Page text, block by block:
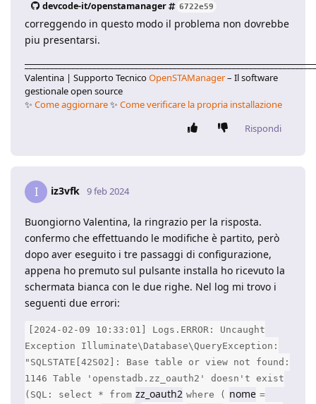
devcode-it/openstamanager 6722e59
correggendo in questo modo il problema non dovrebbe
piu presentarsi.
Valentina | Supporto TecnicoOpenSTAManager– Il software
gestionale open source
✨ Come aggiornare✨ Come verificare la propria installazione
Rispondi
I iz3vfk 9 feb 2024
Buongiorno Valentina, la ringrazio per la risposta.
confermo che effettuando le modifiche è partito, però
dopo aver eseguito i tre passaggi di configurazione,
appena ho premuto sul pulsante installa ho ricevuto la
schermata bianca con le due righe. Nel log mi trovo i
seguenti due errori:
[2024-02-09 10:33:01] Logs.ERROR: Uncaught
Exception Illuminate\Database\QueryException:
"SQLSTATE[42S02]: Base table or view not found:
1146 Table 'openstadb.zz_oauth2' doesn't exist
(SQL: select * from zz_oauth2 where ( nome =